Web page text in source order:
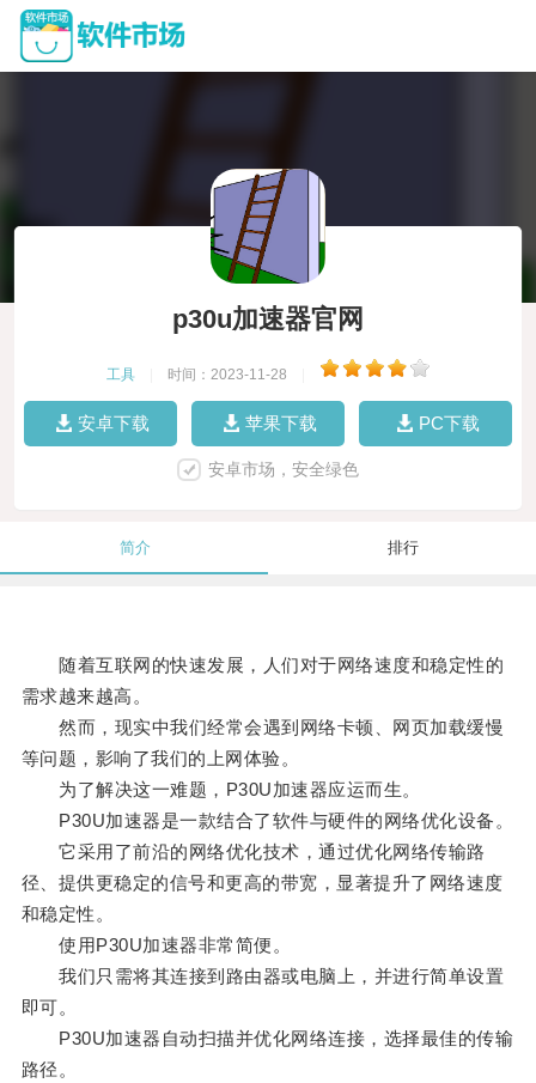
p30u加速器官网
工具 时间：2023-11-28
安卓下载 苹果下载 PC下载
安卓市场，安全绿色
简介 排行
随着互联网的快速发展，人们对于网络速度和稳定性的
需求越来越高。
然而，现实中我们经常会遇到网络卡顿、网页加载缓慢
等问题，影响了我们的上网体验。
为了解决这一难题，P30U加速器应运而生。
P30U加速器是一款结合了软件与硬件的网络优化设备。
它采用了前沿的网络优化技术，通过优化网络传输路
径、提供更稳定的信号和更高的带宽，显著提升了网络速度
和稳定性。
使用P30U加速器非常简便。
我们只需将其连接到路由器或电脑上，并进行简单设置
即可。
P30U加速器自动扫描并优化网络连接，选择最佳的传输
路径。